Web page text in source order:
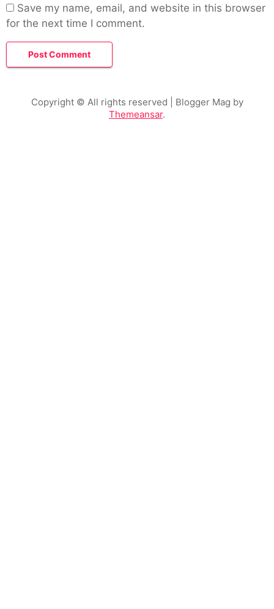
Save my name, email, and website in this browser
for the next time I comment.
Copyright © All rights reserved | Blogger Mag by
Themeansar.